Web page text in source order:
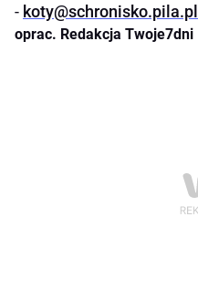
- koty@schronisko.pila.pl
oprac. Redakcja Twoje7dni